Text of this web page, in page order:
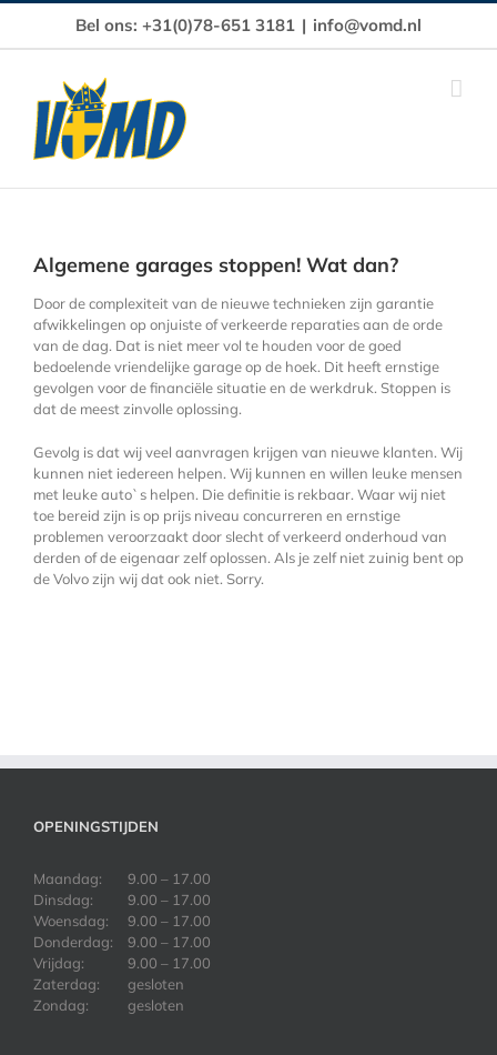
Ga
inhoud
Bel ons: +31(0)78-651 3181 | info@vomd.nl
Algemene garages stoppen! Wat dan?
Door de complexiteit van de nieuwe technieken zijn garantie
afwikkelingen op onjuiste of verkeerde reparaties aan de orde
van de dag. Dat is niet meer vol te houden voor de goed
bedoelende vriendelijke garage op de hoek. Dit heeft ernstige
gevolgen voor de financiële situatie en de werkdruk. Stoppen is
dat de meest zinvolle oplossing.
Gevolg is dat wij veel aanvragen krijgen van nieuwe klanten. Wij
kunnen niet iedereen helpen. Wij kunnen en willen leuke mensen
met leuke auto`s helpen. Die definitie is rekbaar. Waar wij niet
toe bereid zijn is op prijs niveau concurreren en ernstige
problemen veroorzaakt door slecht of verkeerd onderhoud van
derden of de eigenaar zelf oplossen. Als je zelf niet zuinig bent op
de Volvo zijn wij dat ook niet. Sorry.
OPENINGSTIJDEN
Maandag:
9.00 – 17.00
Dinsdag:
9.00 – 17.00
Woensdag:
9.00 – 17.00
Donderdag:
9.00 – 17.00
Vrijdag:
9.00 – 17.00
Zaterdag:
gesloten
Zondag:
gesloten